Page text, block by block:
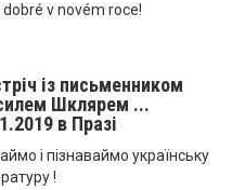
dobré v novém roce!
із письменником
Шклярем ...
в Празі
і пізнаваймо українську
!